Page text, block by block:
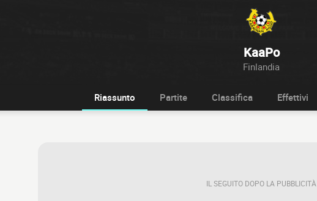
KaaPo
Finlandia
Riassunto Partite Classifica Effettivi
IL SEGUITO DOPO LA PUBBLICITÀ